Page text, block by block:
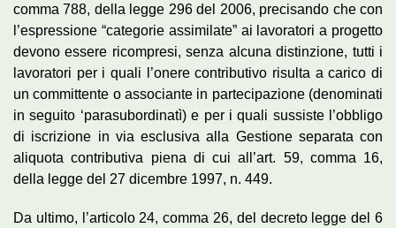
comma 788, della legge 296 del 2006, precisando che con
l’espressione “categorie assimilate” ai lavoratori a progetto
devono essere ricompresi, senza alcuna distinzione, tutti i
lavoratori per i quali l’onere contributivo risulta a carico di
un committente o associante in partecipazione (denominati
in seguito ‘parasubordinatì) e per i quali sussiste l’obbligo
di iscrizione in via esclusiva alla Gestione separata con
aliquota contributiva piena di cui all’art. 59, comma 16,
della legge del 27 dicembre 1997, n. 449.
Da ultimo, l’articolo 24, comma 26, del decreto legge del 6